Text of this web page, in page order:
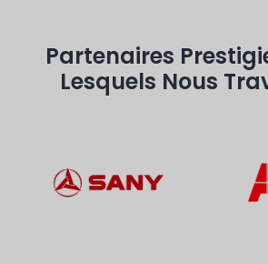
Partenaires
Lesquels Nous